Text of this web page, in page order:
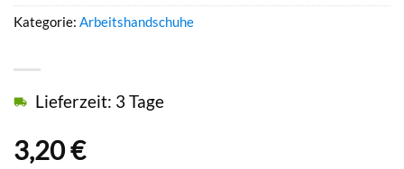
3,20€
Lieferzeit: 3 Tage
Kategorie: Arbeitshandschuhe